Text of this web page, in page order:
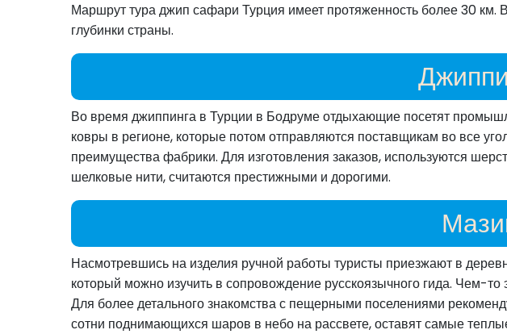
Маршрут тура джип сафари Турция имеет протяженность более 30
глубинки страны.
Во время джиппинга в Турции в Бодруме отдыхающие посетят
ковры в регионе, которые потом отправляются поставщикам во все
преимущества фабрики. Для изготовления заказов, используются
шелковые нити, считаются престижными и дорогими.
Насмотревшись на изделия ручной работы туристы приезжают в
который можно изучить в сопровождение русскоязычного гида. Чем-
Для более детального знакомства с пещерными поселениями
сотни поднимающихся шаров в небо на рассвете, оставят самые